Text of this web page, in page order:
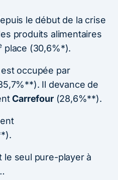
le début de la crise
produits alimentaires
place (30,6%*).
occupée par
Il devance de
Carrefour(28,6%**).
le seul pure-player à